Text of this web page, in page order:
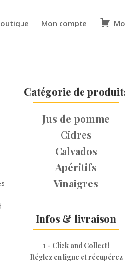
Mon compte
Catégorie de
Jus de pomme
Cidres
Calvados
Apéritifs
Vinaigres
Infos & livraison
1 - Click and Collect!
Réglez en ligne et récupérez